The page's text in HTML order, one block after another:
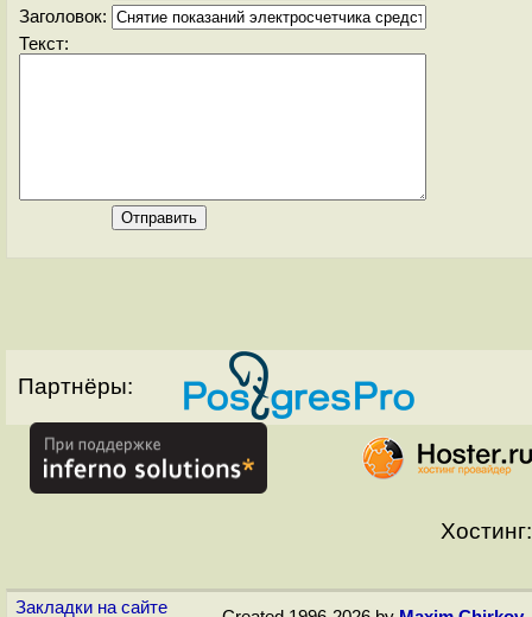
Заголовок:
Текст:
Партнёры:
Хостинг:
Закладки на сайте